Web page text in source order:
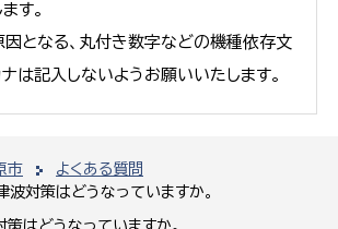
市
よくある質問
波対策はどうなっていますか。
策はどうなっていますか。
す。
となる、丸付き数字などの機種依存文
は記入しないようお願いいたします。